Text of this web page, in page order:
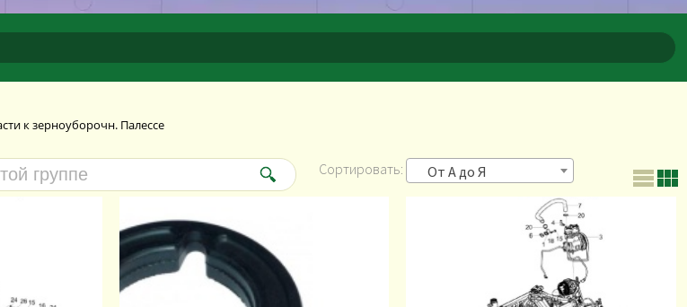
к зерноуборочн. Палессе
Сортировать: От А до Я